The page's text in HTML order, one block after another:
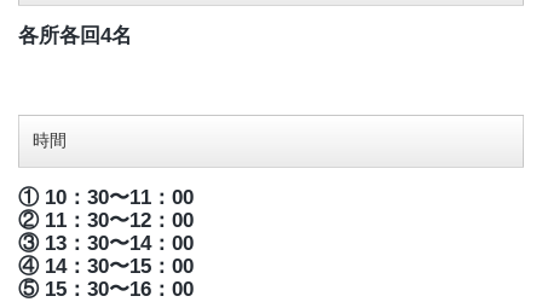
各所各回4名
時間
① 10：30〜11：00
② 11：30〜12：00
③ 13：30〜14：00
④ 14：30〜15：00
⑤ 15：30〜16：00